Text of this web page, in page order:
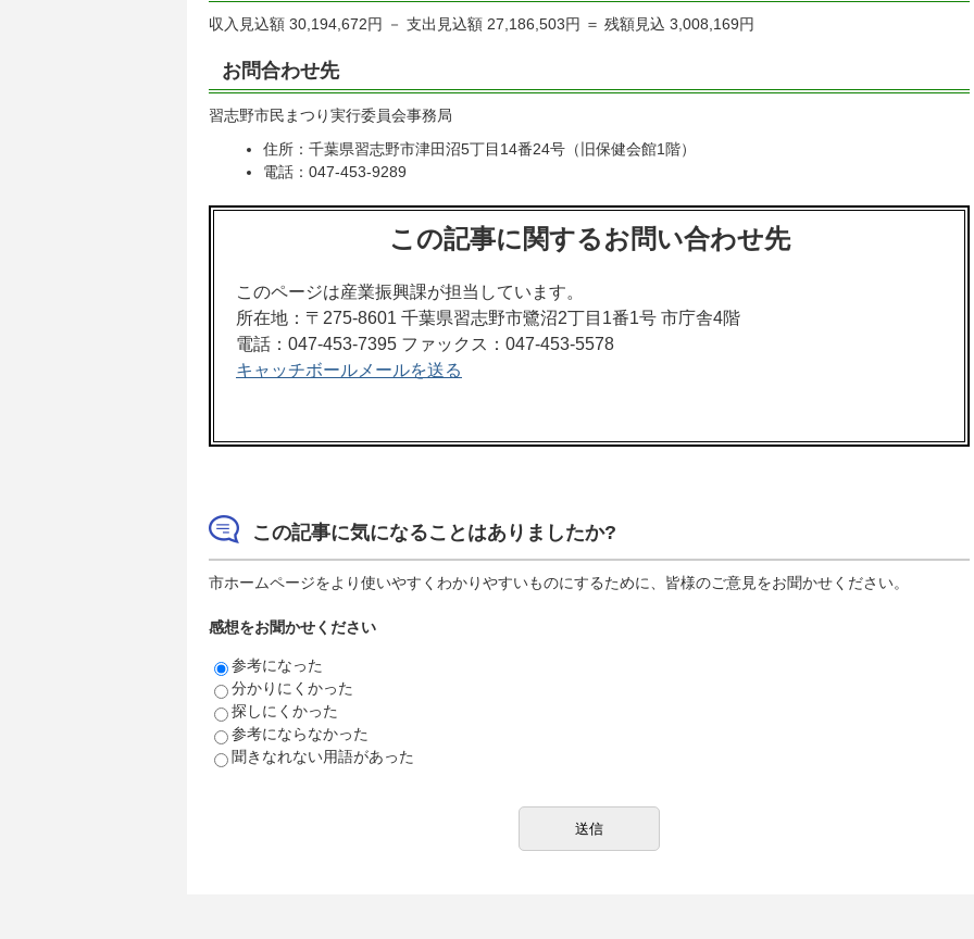
収入見込額 30,194,672円 － 支出見込額 27,186,503円 ＝ 残額見込 3,008,169円
お問合わせ先
習志野市民まつり実行委員会事務局
住所：千葉県習志野市津田沼5丁目14番24号（旧保健会館1階）
電話：047-453-9289
この記事に関するお問い合わせ先
このページは産業振興課が担当しています。
所在地：〒275-8601 千葉県習志野市鷺沼2丁目1番1号 市庁舎4階
電話：047-453-7395 ファックス：047-453-5578
キャッチボールメールを送る
この記事に気になることはありましたか?
市ホームページをより使いやすくわかりやすいものにするために、皆様のご意見をお聞かせください。
感想をお聞かせください
参考になった
分かりにくかった
探しにくかった
参考にならなかった
聞きなれない用語があった